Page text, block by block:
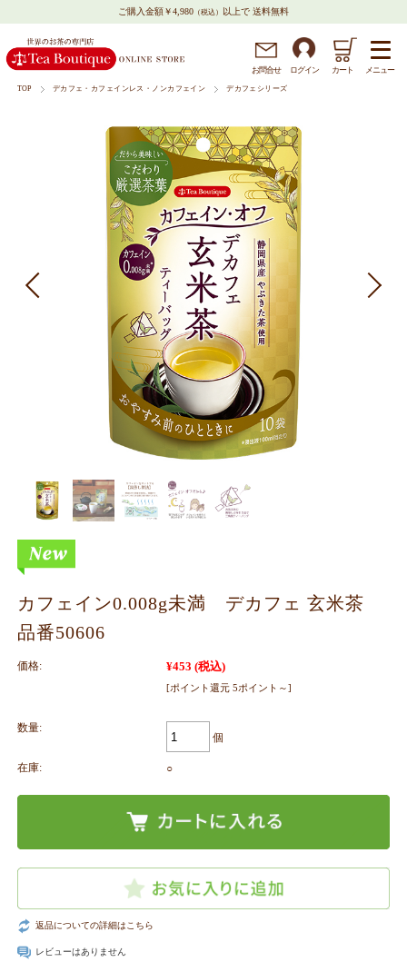
ご購入金額￥4,980 （税込） 以上で 送料無料
お問合せ ログイン カート メニュー
TOP デカフェ・カフェインレス・ノンカフェイン デカフェシリーズ
カフェイン0.008g未満 デカフェ 玄米茶
品番50606
価格: ¥453 (税込)
[ポイント還元 5ポイント～]
数量:
個
在庫: ○
返品についての詳細はこちら
レビューはありません